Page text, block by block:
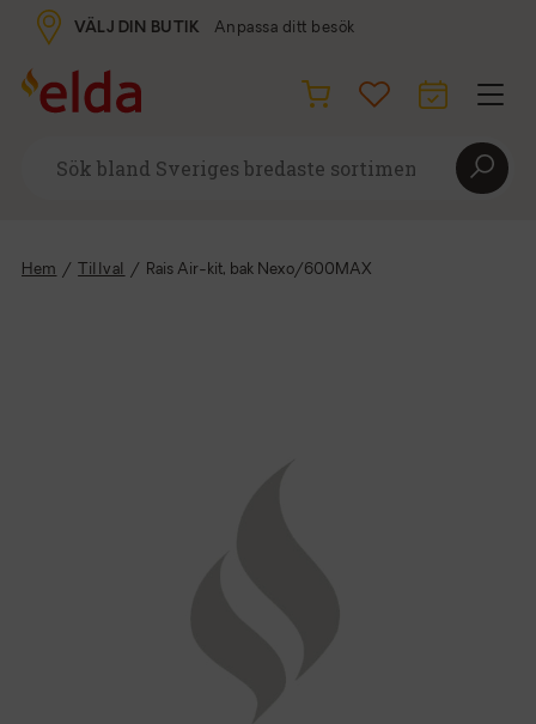
VÄLJ DIN BUTIK Anpassa ditt besök
Hem / Tillval / Rais Air-kit, bak Nexo/600MAX